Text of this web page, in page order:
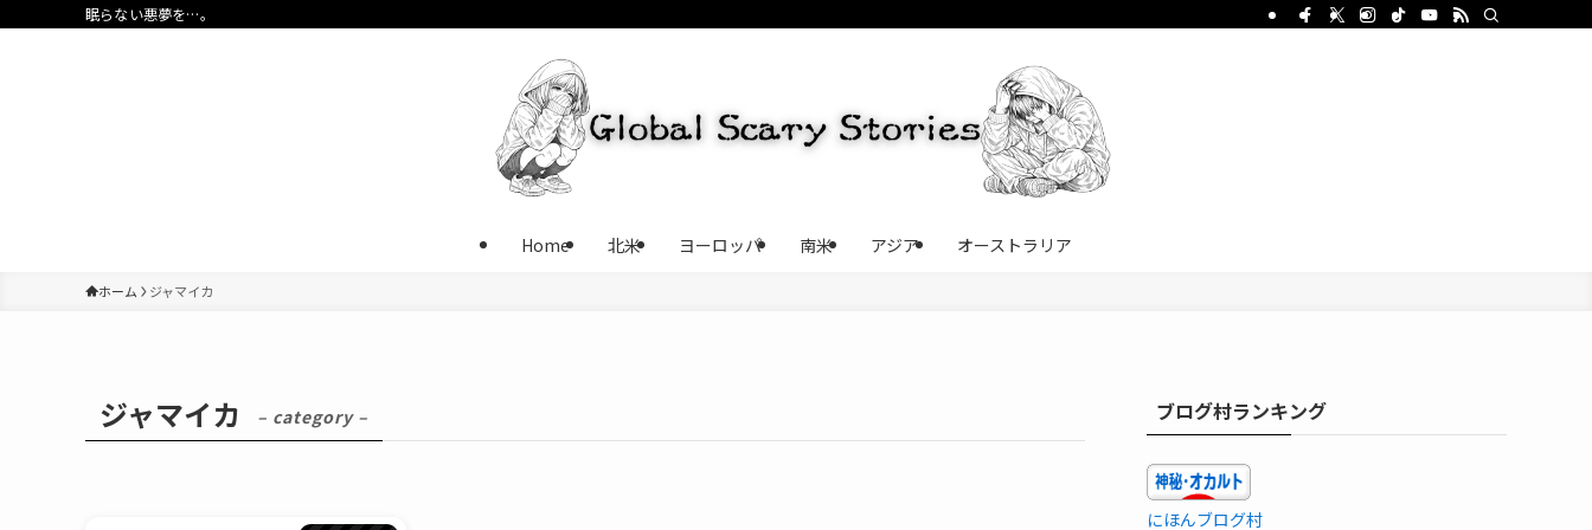
眠らない悪夢を…。
Home 北米 ヨーロッパ 南米 アジア オーストラリア
ホーム ジャマイカ
ジャマイカ – category – ブログ村ランキング
にほんブログ村